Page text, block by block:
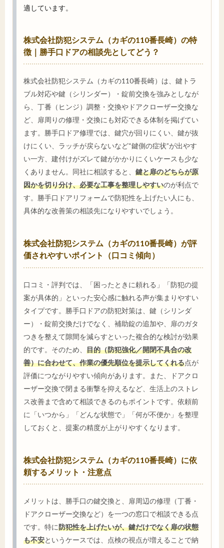
適しています。
株式会社防犯システム（カギの110番長崎）の特
徴｜勝手口ドアの相談先としてどう？
株式会社防犯システム（カギの110番長崎）は、鍵トラ
ブル対応や鍵（シリンダー）・錠前交換を強みとしなが
ら、丁番（ヒンジ）調整・交換やドアクローザー交換な
ど、扉周りの修理・交換にも対応できる体制を掲げてい
ます。勝手口ドア修理では、鍵穴が回りにくい、鍵が抜
けにくい、ラッチが戻らないなど“鍵側の症状”が出やす
い一方、建付けがズレて鍵がかかりにくいケースも少な
くありません。同社に相談すると、 鍵と扉のどちらが原
因かを切り分け、必要な工事を整理しやすいのが利点で
す。勝手口ドアリフォームで防犯性を上げたい人にも、
具体的な改善策の相談先になりやすいでしょう。
株式会社防犯システム（カギの110番長崎）が評
価されやすいポイント（口コミ傾向）
口コミ・評判では、「困ったときに頼れる」「防犯の提
案が具体的」といった安心感に触れる声が集まりやすい
タイプです。勝手口ドアの防犯対策は、鍵（シリンダ
ー）・錠前交換だけでなく、補助錠の追加や、扉のガタ
つきを整えて隙間を減らすといった複合的な検討が効果
的です。そのため、 目的（防犯強化／開閉不具合の改
善）に合わせて、作業の優先順位を提示してくれる点が
評価につながりやすい傾向があります。また、ドアクロ
ーザー交換で閉まる衝撃を抑えるなど、生活上のストレ
ス改善まで含めて相談できるのもポイントです。依頼前
に「いつから」「どんな状態で」「何が不便か」を整理
しておくと、提案の精度が上がりやすくなります。
株式会社防犯システム（カギの110番長崎）に依
頼するメリット・注意点
メリットは、勝手口の鍵交換と、扉周辺の修理（丁番・
ドアクローザー交換など）を一つの窓口で相談できる点
です。特に防犯性を上げたいが、鍵だけでなく扉の状態
も不安というケースでは、点検の視点が増えることで納